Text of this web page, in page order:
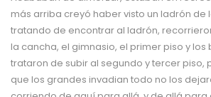
más arriba creyó haber visto un ladrón de
tratando de encontrar al ladrón,
la cancha, el gimnasio, el primer piso y los
trataron de subir al segundo y tercer piso,
que los grandes invadian todo no los